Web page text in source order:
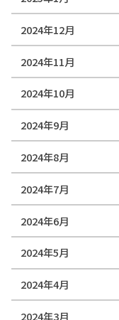
2024年12月
2024年11月
2024年10月
2024年9月
2024年8月
2024年7月
2024年6月
2024年5月
2024年4月
2024年3月